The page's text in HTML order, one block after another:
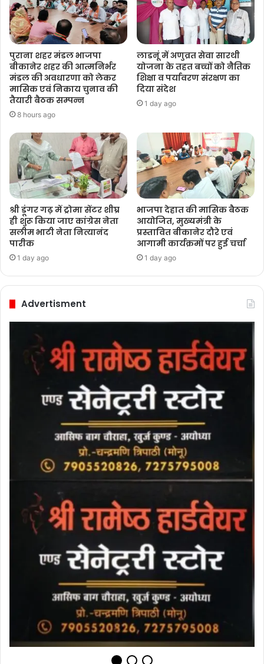
पुराना शहर मंडल भाजपा
बीकानेर शहर की आत्मनिर्भर
मंडल की अवधारणा को लेकर
मासिक एवं निकाय चुनाव की
तैयारी बैठक सम्पन्न
8 hours ago
लाडनूं में अणुव्रत सेवा सारथी
योजना के तहत बच्चों को नैतिक
शिक्षा व पर्यावरण संरक्षण का
दिया संदेश
1 day ago
श्री डूंगर गढ़ में ट्रोमा सेंटर शीघ्र
ही शुरू किया जाए कांग्रेस नेता
सलीम भाटी नेता नित्यानंद
पारीक
1 day ago
भाजपा देहात की मासिक बैठक
आयोजित, मुख्यमंत्री के
प्रस्तावित बीकानेर दौरे एवं
आगामी कार्यक्रमों पर हुई चर्चा
1 day ago
Advertisment